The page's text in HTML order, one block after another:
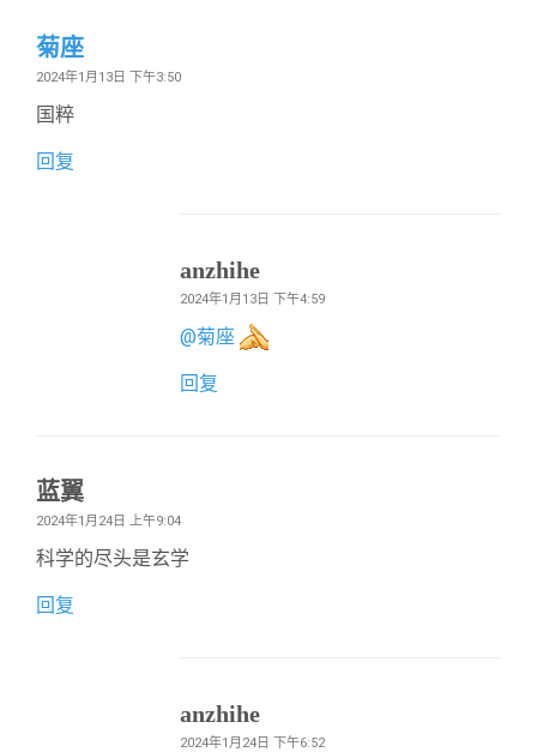
菊座
2024年1月13日 下午3:50
国粹
回复
anzhihe
2024年1月13日 下午4:59
@菊座
回复
蓝翼
2024年1月24日 上午9:04
科学的尽头是玄学
回复
anzhihe
2024年1月24日 下午6:52